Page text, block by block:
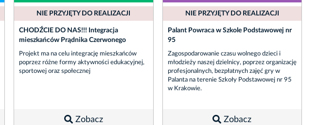
NIE PRZYJĘTY DO REALIZACJI
CHODŹCIE DO NAS!!! Integracja
mieszkańców Prądnika Czerwonego
Projekt ma na celu integrację mieszkańców
poprzez różne formy aktywności edukacyjnej,
sportowej oraz społecznej
Zobacz
NIE PRZYJĘTY DO REALIZACJI
Palant Powraca w Szkole Podstawowej nr
95
Zagospodarowanie czasu wolnego dzieci i
młodzieży naszej dzielnicy, poprzez organizację
profesjonalnych, bezpłatnych zajęć gry w
Palanta na terenie Szkoły Podstawowej nr 95
w Krakowie.
Zobacz